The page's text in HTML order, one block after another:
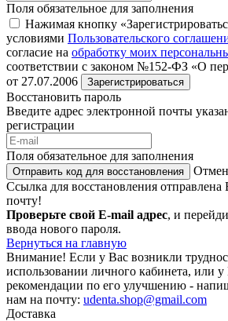
Поля обязательное для заполнения
Нажимая кнопку
условиями Пользовательского
согласие на обработку моих
соответствии с законом №152-ФЗ «О
от 27.07.2006
Зарегистрироваться
Восстановить пароль
Введите адрес электронной почты
регистрации
Поля обязательное для заполнения
Отправить код для восстановления
Ссылка для восстановления
почту!
Проверьте свой E-mail адрес, и
ввода нового пароля.
Вернуться на главную
Внимание! Если у Вас возникли
использовании личного кабинета, или
рекомендации по его улучшению -
нам на почту: udenta.shop@gmail.com
Доставка